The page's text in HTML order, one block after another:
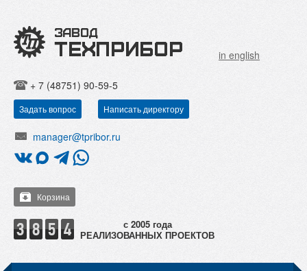
in english
+ 7 (48751) 90-59-5
Задать вопрос Написать директору
manager@tpribor.ru
Корзина
РЕАЛИЗОВАННЫХ ПРОЕКТОВ